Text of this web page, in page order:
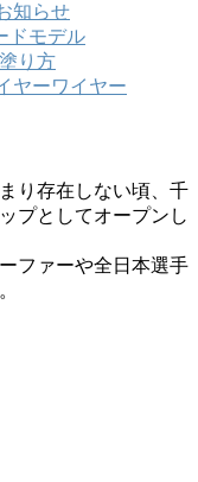
知らせ
ドモデル
り方
ヤーワイヤー
り存在しない頃、千
プとしてオープンし
ファーや全日本選手